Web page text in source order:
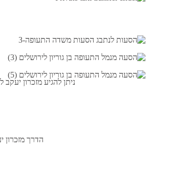
ניתן להגיע מזכרון יעקב ל
הדרך מזכרון